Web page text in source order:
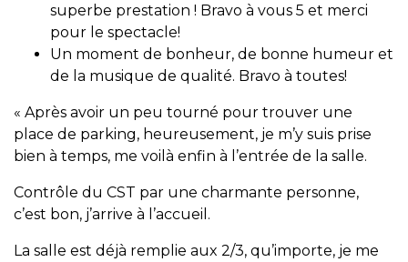
superbe prestation ! Bravo à vous 5 et merci
pour le spectacle!
Un moment de bonheur, de bonne humeur et
de la musique de qualité. Bravo à toutes!
« Après avoir un peu tourné pour trouver une
place de parking, heureusement, je m’y suis prise
bien à temps, me voilà enfin à l’entrée de la salle.
Contrôle du CST par une charmante personne,
c’est bon, j’arrive à l’accueil.
La salle est déjà remplie aux 2/3, qu’importe, je me